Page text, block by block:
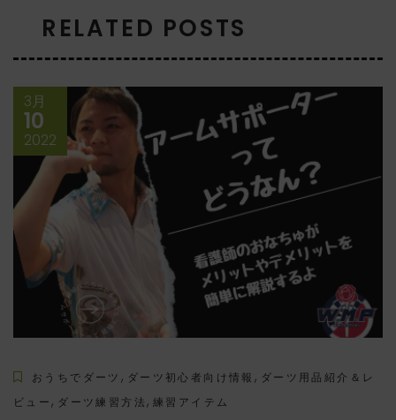
RELATED POSTS
3月
10
2022
おうちでダーツ , ダーツ初心者向け情報 , ダーツ用品紹介＆レ
ビュー, ダーツ練習方法,練習アイテム